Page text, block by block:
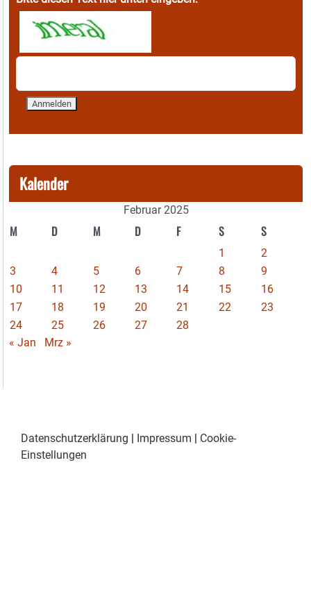
Kalender
Februar 2025
M D M D F S S
1
2
3
4 5 6 7 8
9
10
11 12 13 14 15
16
17
18 19 20 21 22
23
24
25 26 27
28
« Jan
Mrz »
Datenschutzerklärung | Impressum | Cookie-
Einstellungen